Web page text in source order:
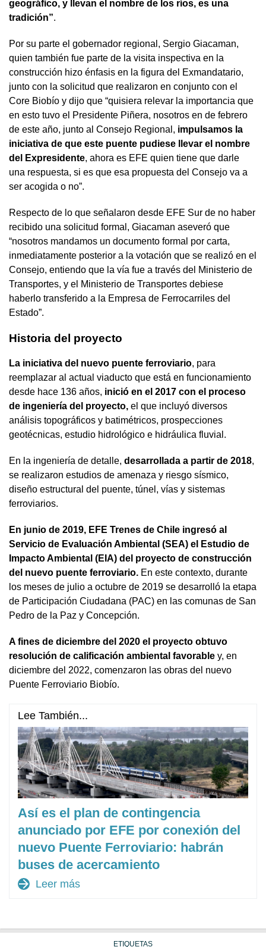
geográfico, y llevan el nombre de los ríos, es una
tradición”.
Por su parte el gobernador regional, Sergio Giacaman,
quien también fue parte de la visita inspectiva en la
construcción hizo énfasis en la figura del Exmandatario,
junto con la solicitud que realizaron en conjunto con el
Core Biobío y dijo que “quisiera relevar la importancia que
en esto tuvo el Presidente Piñera, nosotros en de febrero
de este año, junto al Consejo Regional, impulsamos la
iniciativa de que este puente pudiese llevar el nombre
del Expresidente, ahora es EFE quien tiene que darle
una respuesta, si es que esa propuesta del Consejo va a
ser acogida o no”.
Respecto de lo que señalaron desde EFE Sur de no haber
recibido una solicitud formal, Giacaman aseveró que
“nosotros mandamos un documento formal por carta,
inmediatamente posterior a la votación que se realizó en el
Consejo, entiendo que la vía fue a través del Ministerio de
Transportes, y el Ministerio de Transportes debiese
haberlo transferido a la Empresa de Ferrocarriles del
Estado”.
Historia del proyecto
La iniciativa del nuevo puente ferroviario, para
reemplazar al actual viaducto que está en funcionamiento
desde hace 136 años, inició en el 2017 con el proceso
de ingeniería del proyecto, el que incluyó diversos
análisis topográficos y batimétricos, prospecciones
geotécnicas, estudio hidrológico e hidráulica fluvial.
En la ingeniería de detalle, desarrollada a partir de 2018,
se realizaron estudios de amenaza y riesgo sísmico,
diseño estructural del puente, túnel, vías y sistemas
ferroviarios.
En junio de 2019, EFE Trenes de Chile ingresó al
Servicio de Evaluación Ambiental (SEA) el Estudio de
Impacto Ambiental (EIA) del proyecto de construcción
del nuevo puente ferroviario. En este contexto, durante
los meses de julio a octubre de 2019 se desarrolló la etapa
de Participación Ciudadana (PAC) en las comunas de San
Pedro de la Paz y Concepción.
A fines de diciembre del 2020 el proyecto obtuvo
resolución de calificación ambiental favorable y, en
diciembre del 2022, comenzaron las obras del nuevo
Puente Ferroviario Biobío.
Lee También...
Así es el plan de contingencia
anunciado por EFE por conexión del
nuevo Puente Ferroviario: habrán
buses de acercamiento
arrow_forward Leer más
ETIQUETAS